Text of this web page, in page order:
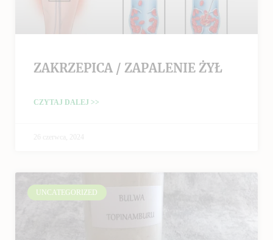
ZAKRZEPICA / ZAPALENIE ŻYŁ
CZYTAJ DALEJ >>
26 czerwca, 2024
UNCATEGORIZED